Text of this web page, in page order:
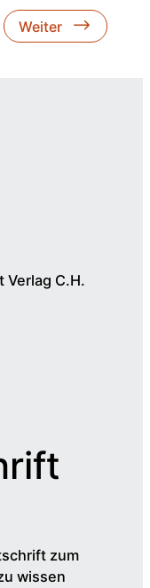
Weiter
Verlag C.H.
zum
wissen